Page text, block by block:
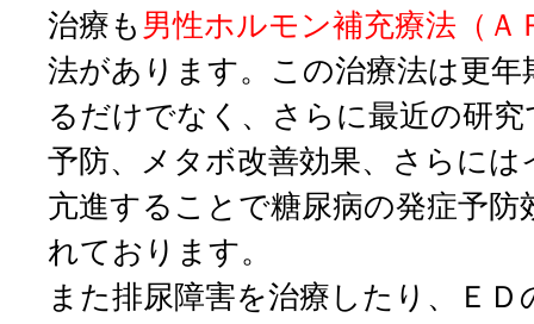
治療も 男性ホルモン補充療法（Ａ
法があります。この治療法は更年
るだけでなく、さらに最近の研
予防、メタボ改善効果、さらに
亢進することで糖尿病の発症予防
れております。
また排尿障害を治療したり、Ｅ